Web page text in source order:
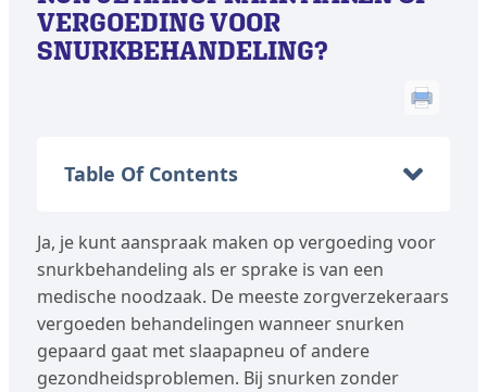
VERGOEDING VOOR
SNURKBEHANDELING?
Table Of Contents
Ja, je kunt aanspraak maken op vergoeding voor
snurkbehandeling als er sprake is van een
medische noodzaak. De meeste zorgverzekeraars
vergoeden behandelingen wanneer snurken
gepaard gaat met slaapapneu of andere
gezondheidsproblemen. Bij snurken zonder